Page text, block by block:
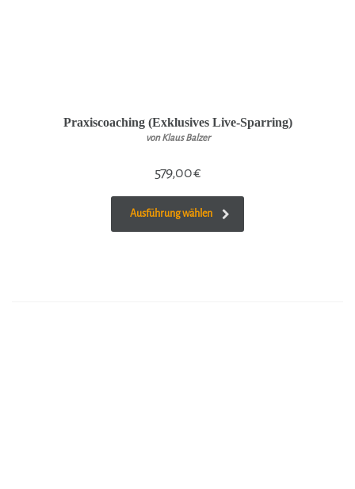
Praxiscoaching (Exklusives Live-Sparring)
von Klaus Balzer
579,00€
Ausführung wählen